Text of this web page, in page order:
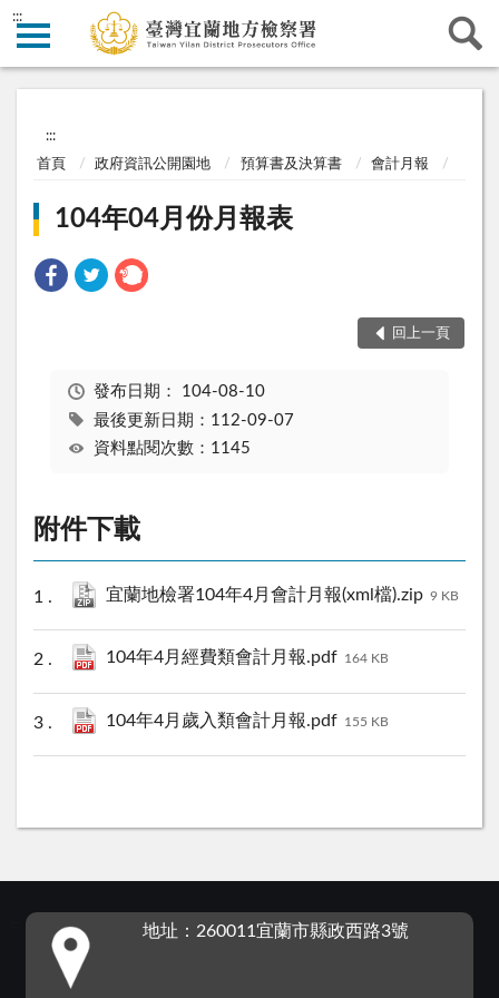
:::
:::
首頁 政府資訊公開園地 預算書及決算書 會計月報
104年04月份月報表
回上一頁
發布日期： 104-08-10
最後更新日期：112-09-07
資料點閱次數：1145
附件下載
宜蘭地檢署104年4月會計月報(xml檔).zip 9 KB
104年4月經費類會計月報.pdf 164 KB
104年4月歲入類會計月報.pdf 155 KB
地址：260011宜蘭市縣政西路3號